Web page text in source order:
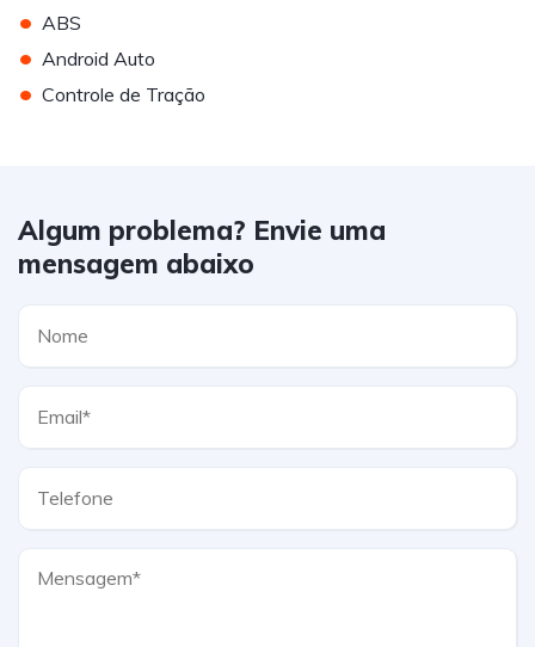
• ABS
• Android Auto
• Controle de Tração
Algum problema? Envie uma
mensagem abaixo